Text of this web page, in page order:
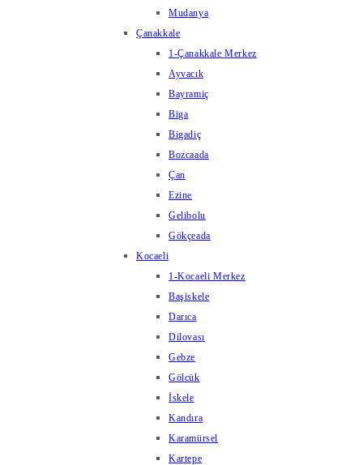
Mudanya
Çanakkale
1-Çanakkale Merkez
Ayvacık
Bayramiç
Biga
Bigadiç
Bozcaada
Çan
Ezine
Gelibolu
Gökçeada
Kocaeli
1-Kocaeli Merkez
Başiskele
Darıca
Dilovası
Gebze
Gölcük
İskele
Kandıra
Karamürsel
Kartepe